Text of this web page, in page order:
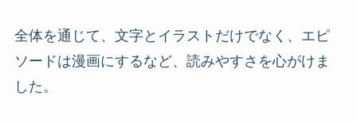
全体を通じて、文字とイラストだけでなく、エピ
ソードは漫画にするなど、読みやすさを心がけま
した。